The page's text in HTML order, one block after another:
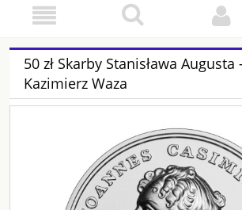
50 zł Skarby Stanisława Augusta
Kazimierz Waza